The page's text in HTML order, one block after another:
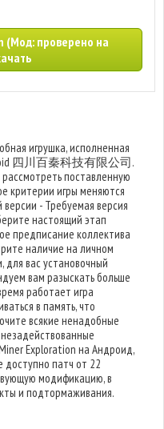
проверено на
игрушка, исполненная
四川百秦科技有限公司.
поставленную
критерии игры меняются
- Требуемая версия
настоящий этап
предписание коллектива
наличие на личном
для вас установочный
вам разыскать больше
работает игра
в память, что
всякие ненадобные
Exploration на Андроид,
доступно патч от 22
модификацию, в
и подтормаживания.